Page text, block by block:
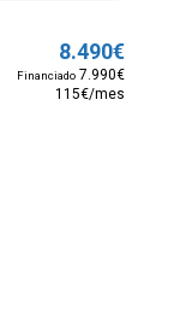
8.490€
Financiado7.990€
115€/mes